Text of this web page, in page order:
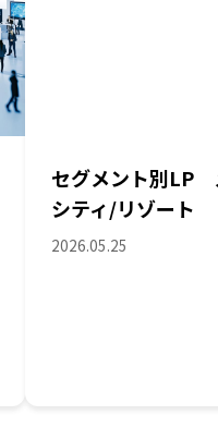
セグメント別
シティ/リゾート
2026.05.25